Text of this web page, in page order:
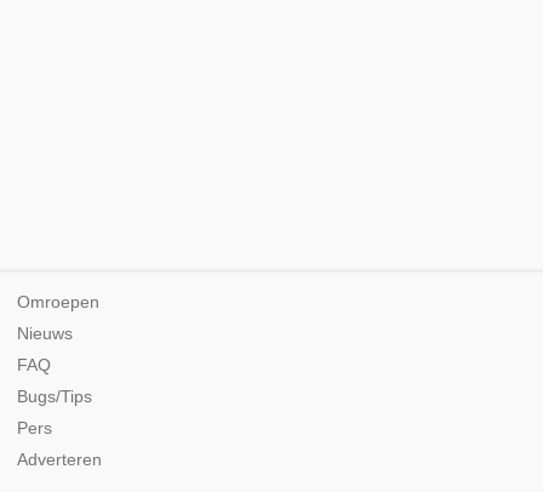
Omroepen
Nieuws
FAQ
Bugs/Tips
Pers
Adverteren